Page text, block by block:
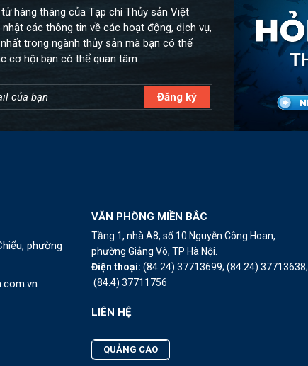
hàng tháng của Tạp chí Thủy sản Việt
các thông tin về các hoạt động, dịch vụ,
trong ngành thủy sản mà bạn có thể
cơ hội bạn có thể quan tâm.
phường
VĂN PHÒNG MIỀN BẮC
Tầng 1, nhà A8, số 10 Nguyễn Công Hoan,
phường Giảng Võ, TP Hà Nội.
Điện thoại:(84.24) 37713699;(84.24) 37713638;
(84.4) 37711756
LIÊN HỆ
QUẢNG CÁO